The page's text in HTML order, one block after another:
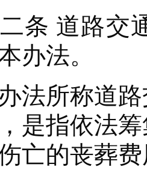
道路交通
办法。
所称道路
是指依法
亡的丧葬